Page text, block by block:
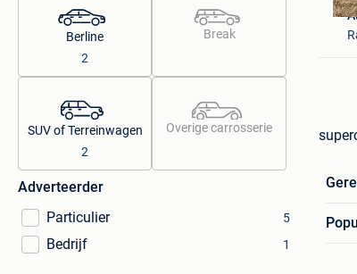
Berline
2
Break
SUV of Terreinwagen
2
Overige carrosserie
Adverteerder
Particulier
5
Bedrijf 1